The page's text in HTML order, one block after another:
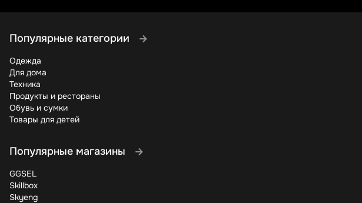
Популярные категории
Одежда
Для дома
Техника
Продукты и рестораны
Обувь и сумки
Товары для детей
Популярные магазины
GGSEL
Skillbox
Skyeng